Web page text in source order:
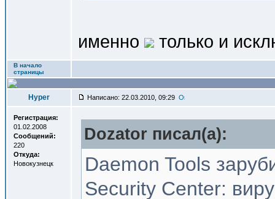
именно только и
В начало
страницы
Hyper Написано: 22.03.2010, 09:29
Регистрация:
01.02.2008
Сообщений:
220
Откуда:
Новокузнецк
Dozator писал(a):
Daemon Tools
Security Center: